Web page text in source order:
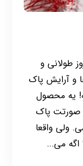
طولانی و
و آرایش پاک
یه محصول
صورتت پاک
ولی واقعا
اگه می‌...